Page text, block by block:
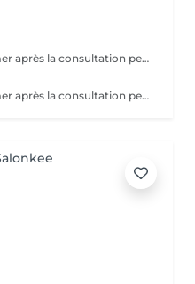
* Tarifs à titre indicatifs à confirmer après la consultation personnalisée établit auprès de votre coiffeur/stylist/spécialiste * La direction se réserve le droit dapporter des modifications pour le bon fonctionnement du salon
* Tarifs à titre indicatifs à confirmer après la consultation personnalisée établit auprès de votre coiffeur/stylist/spécialiste * La direction se réserve le droit dapporter des modifications pour le bon fonctionnement du salon